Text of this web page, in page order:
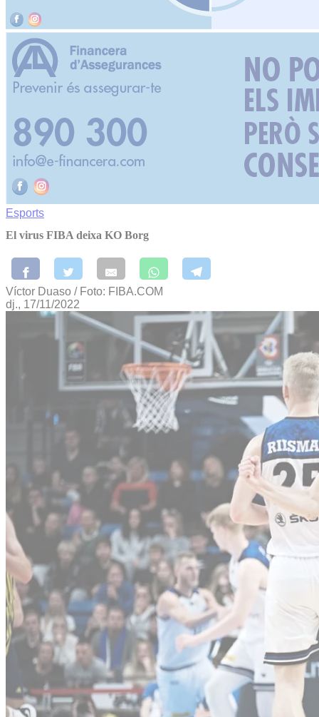
Esports
El virus FIBA deixa KO Borg
Víctor Duaso / Foto: FIBA.COM
dj., 17/11/2022